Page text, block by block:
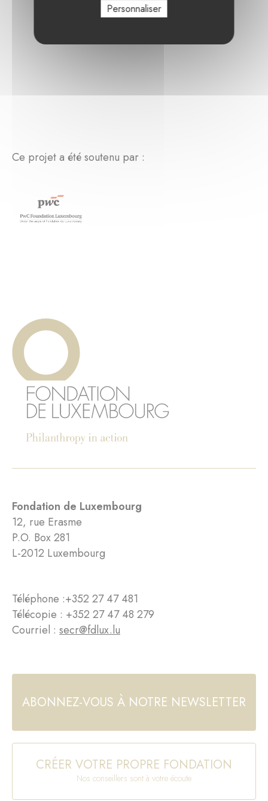
Ce projet a été soutenu par :
Fondation de Luxembourg
12, rue Erasme
P.O. Box 281
L-2012 Luxembourg
Téléphone :+352 27 47 481
Télécopie : +352 27 47 48 279
Courriel : secr@fdlux.lu
ABONNEZ-VOUS À NOTRE NEWSLETTER
CRÉER VOTRE PROPRE FONDATION
Nos conseillers sont à votre écoute
Personnaliser